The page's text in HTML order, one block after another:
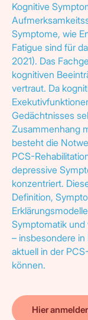
Kognitive
Symptome, wie
Fatigue sind für
2021). Das
kognitiven
vertraut. Da
Gedächtnisses
Zusammenhang
besteht die
PCS-
depressive
konzentriert.
Definition,
Symptomatik
– insbesondere
aktuell in der
können.
Hier